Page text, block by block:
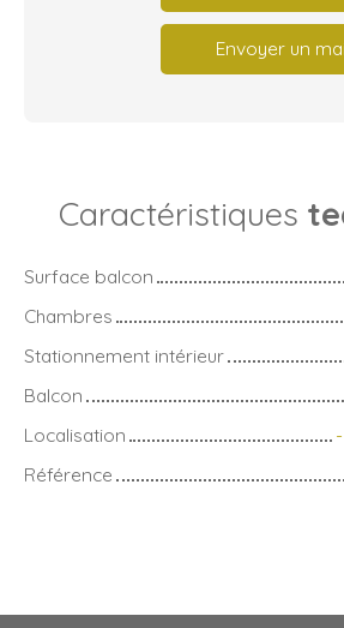
Envoyer un
Caractéristiques
Surface balcon
Chambres
Stationnement intérieur
Balcon
Localisation
Référence